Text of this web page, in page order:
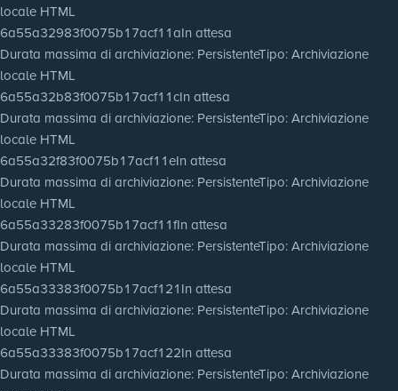
locale HTML
6a55a32983f0075b17acf11aIn attesa
Durata massima di archiviazione: PersistenteTipo: Archiviazione
locale HTML
6a55a32b83f0075b17acf11cIn attesa
Durata massima di archiviazione: PersistenteTipo: Archiviazione
locale HTML
6a55a32f83f0075b17acf11eIn attesa
Durata massima di archiviazione: PersistenteTipo: Archiviazione
locale HTML
6a55a33283f0075b17acf11fIn attesa
Durata massima di archiviazione: PersistenteTipo: Archiviazione
locale HTML
6a55a33383f0075b17acf121In attesa
Durata massima di archiviazione: PersistenteTipo: Archiviazione
locale HTML
6a55a33383f0075b17acf122In attesa
Durata massima di archiviazione: PersistenteTipo: Archiviazione